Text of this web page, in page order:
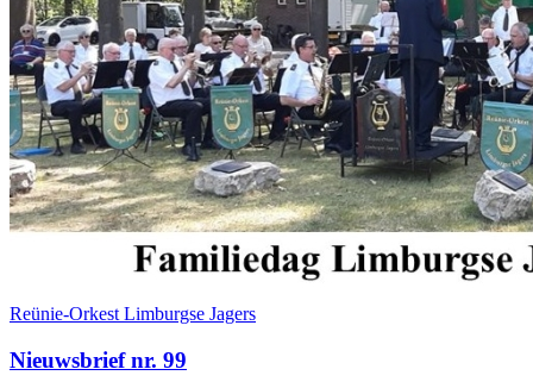
Reünie-Orkest Limburgse Jagers
Nieuwsbrief nr. 99